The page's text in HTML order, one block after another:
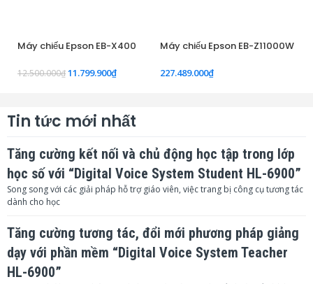
Máy chiếu Epson EB-X400
12.500.000₫11.799.900₫
Máy chiếu Epson EB-Z11000W
227.489.000₫
Tin tức mới nhất
Tăng cường kết nối và chủ động học tập trong lớp
học số với “Digital Voice System Student HL-6900”
Song song với các giải pháp hỗ trợ giáo viên, việc trang bị công cụ tương tác
dành cho học
Tăng cường tương tác, đổi mới phương pháp giảng
dạy với phần mềm “Digital Voice System Teacher
HL-6900”